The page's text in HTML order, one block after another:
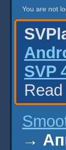
You are not
SVP
Read
→